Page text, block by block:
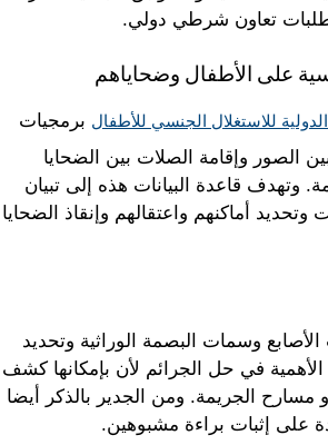
تعاون شرطي دولي.
على الأطفال وضحاياهم
للاستغلال الجنسي للأطفال برمجيات
الصور وإقامة الصلات بين الضحايا
وتهدف قاعدة البيانات هذه إلى تبيان
وتحديد أماكنهم واعتقالهم وإنقاذ الضحايا
وسمات البصمة الوراثية وتحديد
في حل الجرائم لأن بإمكانها كشف
مسارح الجريمة. ومن الجدير بالذكر أيضا
على إثبات براءة مشبوهين.